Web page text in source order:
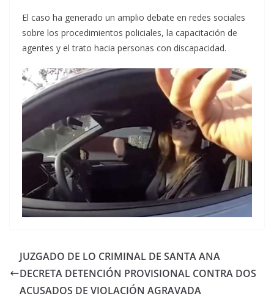
El caso ha generado un amplio debate en redes sociales
sobre los procedimientos policiales, la capacitación de
agentes y el trato hacia personas con discapacidad.
JUZGADO DE LO CRIMINAL DE SANTA ANA
DECRETA DETENCIÓN PROVISIONAL CONTRA DOS
ACUSADOS DE VIOLACIÓN AGRAVADA